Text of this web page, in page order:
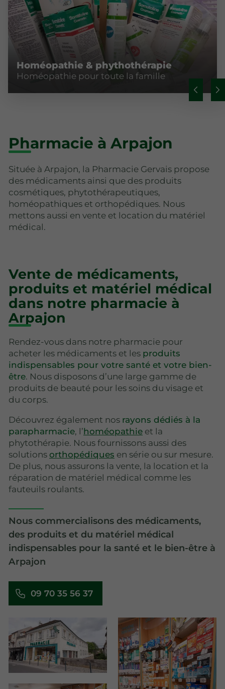
Homéopathie & phythothérapie
Homéopathie pour toute la famille
Pharmacie à Arpajon
Située à Arpajon, la Pharmacie Gervais propose
des médicaments ainsi que des produits
cosmétiques, phytothérapeutiques,
homéopathiques et orthopédiques. Nous
mettons aussi en vente et location du matériel
médical.
Vente de médicaments,
produits et matériel médical
dans notre pharmacie à
Arpajon
Rendez-vous dans notre pharmacie pour
acheter les médicaments et les produits
indispensables pour votre santé et votre bien-
être. Nous disposons d’une large gamme de
produits de beauté pour les soins du visage et
du corps.
Découvrez également nos rayons dédiés à la
parapharmacie, l’homéopathie et la
phytothérapie. Nous fournissons aussi des
solutions orthopédiques en série ou sur mesure.
De plus, nous assurons la vente, la location et la
réparation de matériel médical comme les
fauteuils roulants.
Nous commercialisons des médicaments,
des produits et du matériel médical
indispensables pour la santé et le bien-être à
Arpajon
09 70 35 56 37